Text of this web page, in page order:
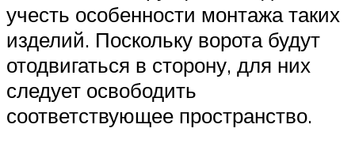
учесть особенности монтажа таких
изделий. Поскольку ворота будут
отодвигаться в сторону, для них
следует освободить
соответствующее пространство.